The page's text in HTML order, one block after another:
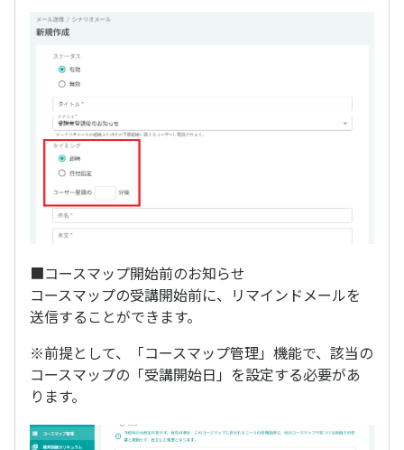
■コースマップ開始前のお知らせ
コースマップの受講開始前に、リマインドメールを
送信することができます。
※前提として、「コースマップ管理」機能で、該当の
コースマップの「受講開始日」を設定する必要があ
ります。